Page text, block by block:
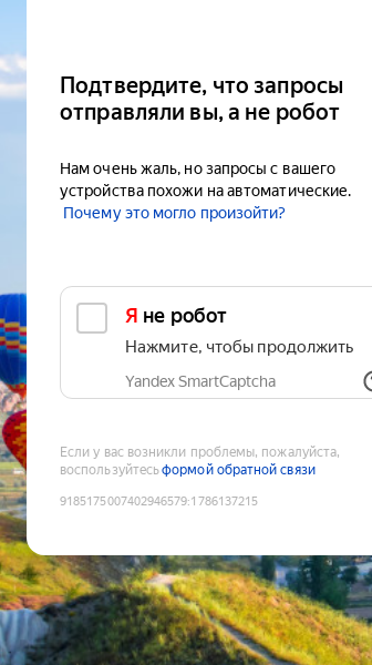
Подтвердите, что запросы
отправляли вы, а не робот
Нам очень жаль, но запросы с вашего
устройства похожи на автоматические.
Почему это могло произойти?
Я не робот
Нажмите, чтобы продолжить
Yandex SmartCaptcha
Если у вас возникли проблемы, пожалуйста,
воспользуйтесьформой обратной связи
9185175007402946579:1786137215